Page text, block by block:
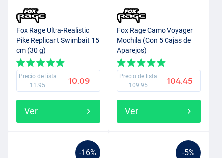
Fox Rage Ultra-Realistic
Pike Replicant Swimbait 15
cm (30 g)
Precio de lista
11.95
10.09
Ver
Fox Rage Camo Voyager
Mochila (Con 5 Cajas de
Aparejos)
Precio de lista
109.95
104.45
Ver
-16% -5%